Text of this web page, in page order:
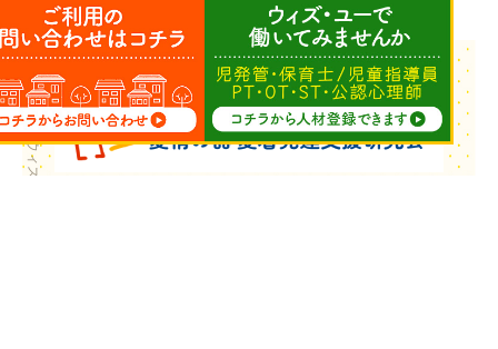
Copyright © ウィズ・ユー All Rights Reserved.